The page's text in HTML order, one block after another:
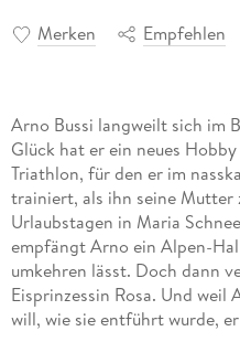
Merken Empfehlen
Arno Bussi langweilt sich im
Glück hat er ein neues
Triathlon, für den er im
trainiert, als ihn seine Mutter
Urlaubstagen in Maria
empfängt Arno ein Alpen-
umkehren lässt. Doch dann
Eisprinzessin Rosa. Und
will, wie sie entführt wurde,